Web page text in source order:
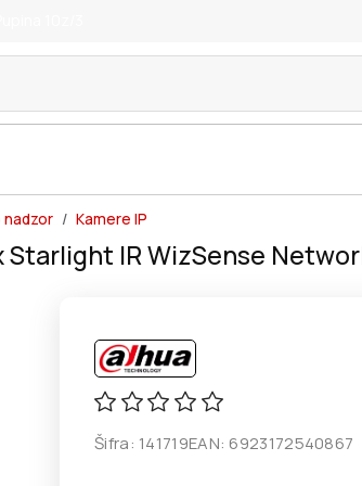
nadzor Kamere IP
Starlight IR WizSense
Šifra: 141719EAN: 6923172540867